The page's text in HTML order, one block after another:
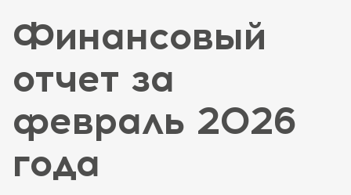
Финансовый
отчет за
февраль 2026
года